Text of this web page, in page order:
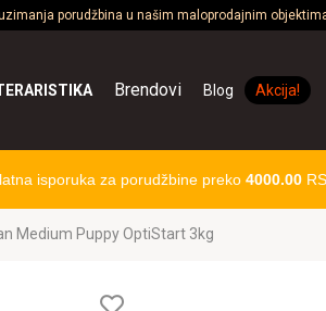
porudžbina u našim maloprodajnim
Brendovi Blog Akcija!
isporuka za porudžbine preko 4000.00
Medium Puppy OptiStart 3kg